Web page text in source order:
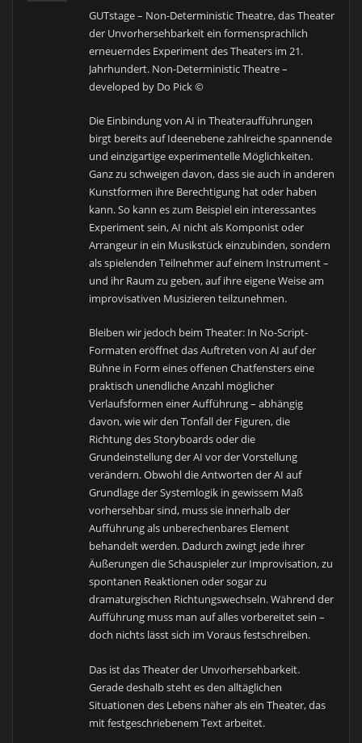
GUTstage – Non-Deterministic Theatre, das Theater
der Unvorhersehbarkeit ein formensprachlich
erneuerndes Experiment des Theaters im 21.
Jahrhundert. Non-Deterministic Theatre –
developed by Do Pick ©
Die Einbindung von AI in Theateraufführungen
birgt bereits auf Ideenebene zahlreiche spannende
und einzigartige experimentelle Möglichkeiten.
Ganz zu schweigen davon, dass sie auch in anderen
Kunstformen ihre Berechtigung hat oder haben
kann. So kann es zum Beispiel ein interessantes
Experiment sein, AI nicht als Komponist oder
Arrangeur in ein Musikstück einzubinden, sondern
als spielenden Teilnehmer auf einem Instrument –
und ihr Raum zu geben, auf ihre eigene Weise am
improvisativen Musizieren teilzunehmen.
Bleiben wir jedoch beim Theater: In No-Script-
Formaten eröffnet das Auftreten von AI auf der
Bühne in Form eines offenen Chatfensters eine
praktisch unendliche Anzahl möglicher
Verlaufsformen einer Aufführung – abhängig
davon, wie wir den Tonfall der Figuren, die
Richtung des Storyboards oder die
Grundeinstellung der AI vor der Vorstellung
verändern. Obwohl die Antworten der AI auf
Grundlage der Systemlogik in gewissem Maß
vorhersehbar sind, muss sie innerhalb der
Aufführung als unberechenbares Element
behandelt werden. Dadurch zwingt jede ihrer
Äußerungen die Schauspieler zur Improvisation, zu
spontanen Reaktionen oder sogar zu
dramaturgischen Richtungswechseln. Während der
Aufführung muss man auf alles vorbereitet sein –
doch nichts lässt sich im Voraus festschreiben.
Das ist das Theater der Unvorhersehbarkeit.
Gerade deshalb steht es den alltäglichen
Situationen des Lebens näher als ein Theater, das
mit festgeschriebenem Text arbeitet.